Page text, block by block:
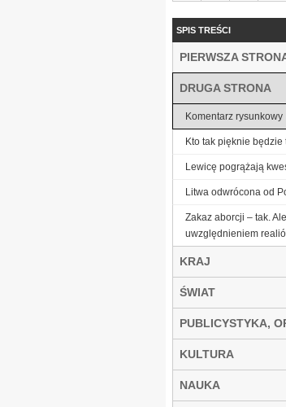
SPIS TREŚCI
PIERWSZA
DRUGA STRONA
Komentarz rysunkowy
Kto tak pięknie będzie
Lewicę pogrążają
Litwa odwrócona od
Zakaz aborcji – tak.
uwzględnieniem
KRAJ
ŚWIAT
PUBLICYSTYKA,
KULTURA
NAUKA